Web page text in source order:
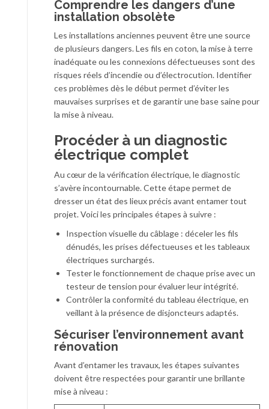
Comprendre les dangers d’une
installation obsolète
Les installations anciennes peuvent être une source
de plusieurs dangers. Les fils en coton, la mise à terre
inadéquate ou les connexions défectueuses sont des
risques réels d’incendie ou d’électrocution. Identifier
ces problèmes dès le début permet d’éviter les
mauvaises surprises et de garantir une base saine pour
la mise à niveau.
Procéder à un diagnostic
électrique complet
Au cœur de la vérification électrique, le diagnostic
s’avère incontournable. Cette étape permet de
dresser un état des lieux précis avant entamer tout
projet. Voici les principales étapes à suivre :
Inspection visuelle du câblage : déceler les fils
dénudés, les prises défectueuses et les tableaux
électriques surchargés.
Tester le fonctionnement de chaque prise avec un
testeur de tension pour évaluer leur intégrité.
Contrôler la conformité du tableau électrique, en
veillant à la présence de disjoncteurs adaptés.
Sécuriser l’environnement avant
rénovation
Avant d’entamer les travaux, les étapes suivantes
doivent être respectées pour garantir une brillante
mise à niveau :